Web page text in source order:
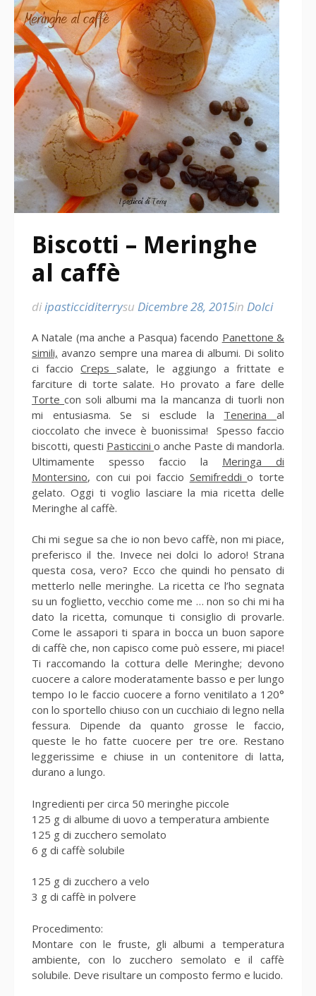
Biscotti – Meringhe
al caffè
diipasticciditerrysu Dicembre 28, 2015in Dolci
A Natale (ma anche a Pasqua) facendo Panettone &
simili, avanzo sempre una marea di albumi. Di solito
ci faccioCreps salate, le aggiungo a frittate e
farciture di torte salate. Ho provato a fare delle
Tortecon soli albumi ma la mancanza di tuorli non
mi entusiasma. Se si esclude la Tenerinaal
cioccolato che invece è buonissima! Spesso faccio
biscotti, questi Pasticcini o anche Paste di mandorla.
Ultimamente spesso faccio la Meringa di
Montersino, con cui poi faccio Semifreddio torte
gelato. Oggi ti voglio lasciare la mia ricetta delle
Meringhe al caffè.
Chi mi segue sa che io non bevo caffè, non mi piace,
preferisco il the. Invece nei dolci lo adoro! Strana
questa cosa, vero? Ecco che quindi ho pensato di
metterlo nelle meringhe. La ricetta ce l’ho segnata
su un foglietto, vecchio come me … non so chi mi ha
dato la ricetta, comunque ti consiglio di provarle.
Come le assapori ti spara in bocca un buon sapore
di caffè che, non capisco come può essere, mi piace!
Ti raccomando la cottura delle Meringhe; devono
cuocere a calore moderatamente basso e per lungo
tempo Io le faccio cuocere a forno venitilato a 120°
con lo sportello chiuso con un cucchiaio di legno nella
fessura. Dipende da quanto grosse le faccio,
queste le ho fatte cuocere per tre ore. Restano
leggerissime e chiuse in un contenitore di latta,
durano a lungo.
Ingredienti per circa 50 meringhe piccole
125 g di albume di uovo a temperatura ambiente
125 g di zucchero semolato
6 g di caffè solubile
125 g di zucchero a velo
3 g di caffè in polvere
Procedimento:
Montare con le fruste, gli albumi a temperatura
ambiente, con lo zucchero semolato e il caffè
solubile. Deve risultare un composto fermo e lucido.